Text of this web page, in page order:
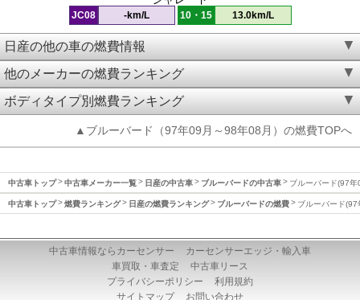
JC08 -km/L 10・15 13.0km/L
日産の他の車の燃費情報
他のメーカーの燃費ランキング
ボディタイプ別燃費ランキング
▲ブルーバード（97年09月～98年08月）の燃費TOPへ
中古車トップ 中古車メーカー一覧 日産の中古車 ブルーバードの中古車 ブルーバード(97
中古車トップ 燃費ランキング 日産の燃費ランキング ブルーバードの燃費 ブルーバード
中古車情報ならカーセンサー
カーセンサーエッジ・輸入車
車買取・車査定
中古車リース
プライバシーポリシー
利用規約
サイトマップ
お問い合わせ